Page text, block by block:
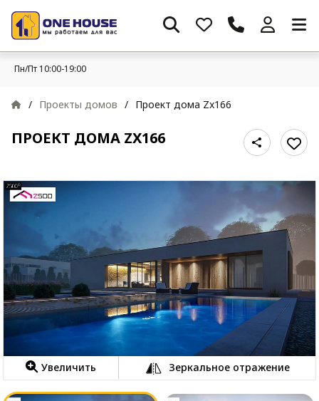
Пн/Пт 10:00-19:00
/ Проекты домов / Проект дома Zx166
ПРОЕКТ ДОМА ZX166
Увеличить Зеркальное отражение